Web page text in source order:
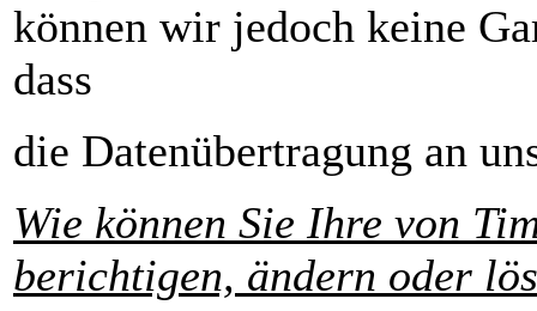
können wir jedoch keine
dass
die Datenübertragung an
Wie können Sie Ihre von
berichtigen, ändern oder